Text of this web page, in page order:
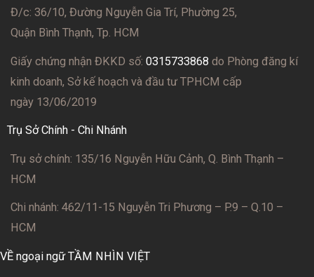
Đ/c: 36/10, Đường Nguyễn Gia Trí, Phường 25,
Quận Bình Thạnh, Tp. HCM
Giấy chứng nhận ĐKKD số: 0315733868 do Phòng đăng kí
kinh doanh, Sở kế hoạch và đầu tư TPHCM cấp
ngày 13/06/2019
Trụ Sở Chính - Chi Nhánh
Trụ sở chính: 135/16 Nguyễn Hữu Cảnh, Q. Bình Thạnh –
HCM
Chi nhánh: 462/11-15 Nguyễn Tri Phương – P.9 – Q.10 –
HCM
VỀ ngoại ngữ TẦM NHÌN VIỆT